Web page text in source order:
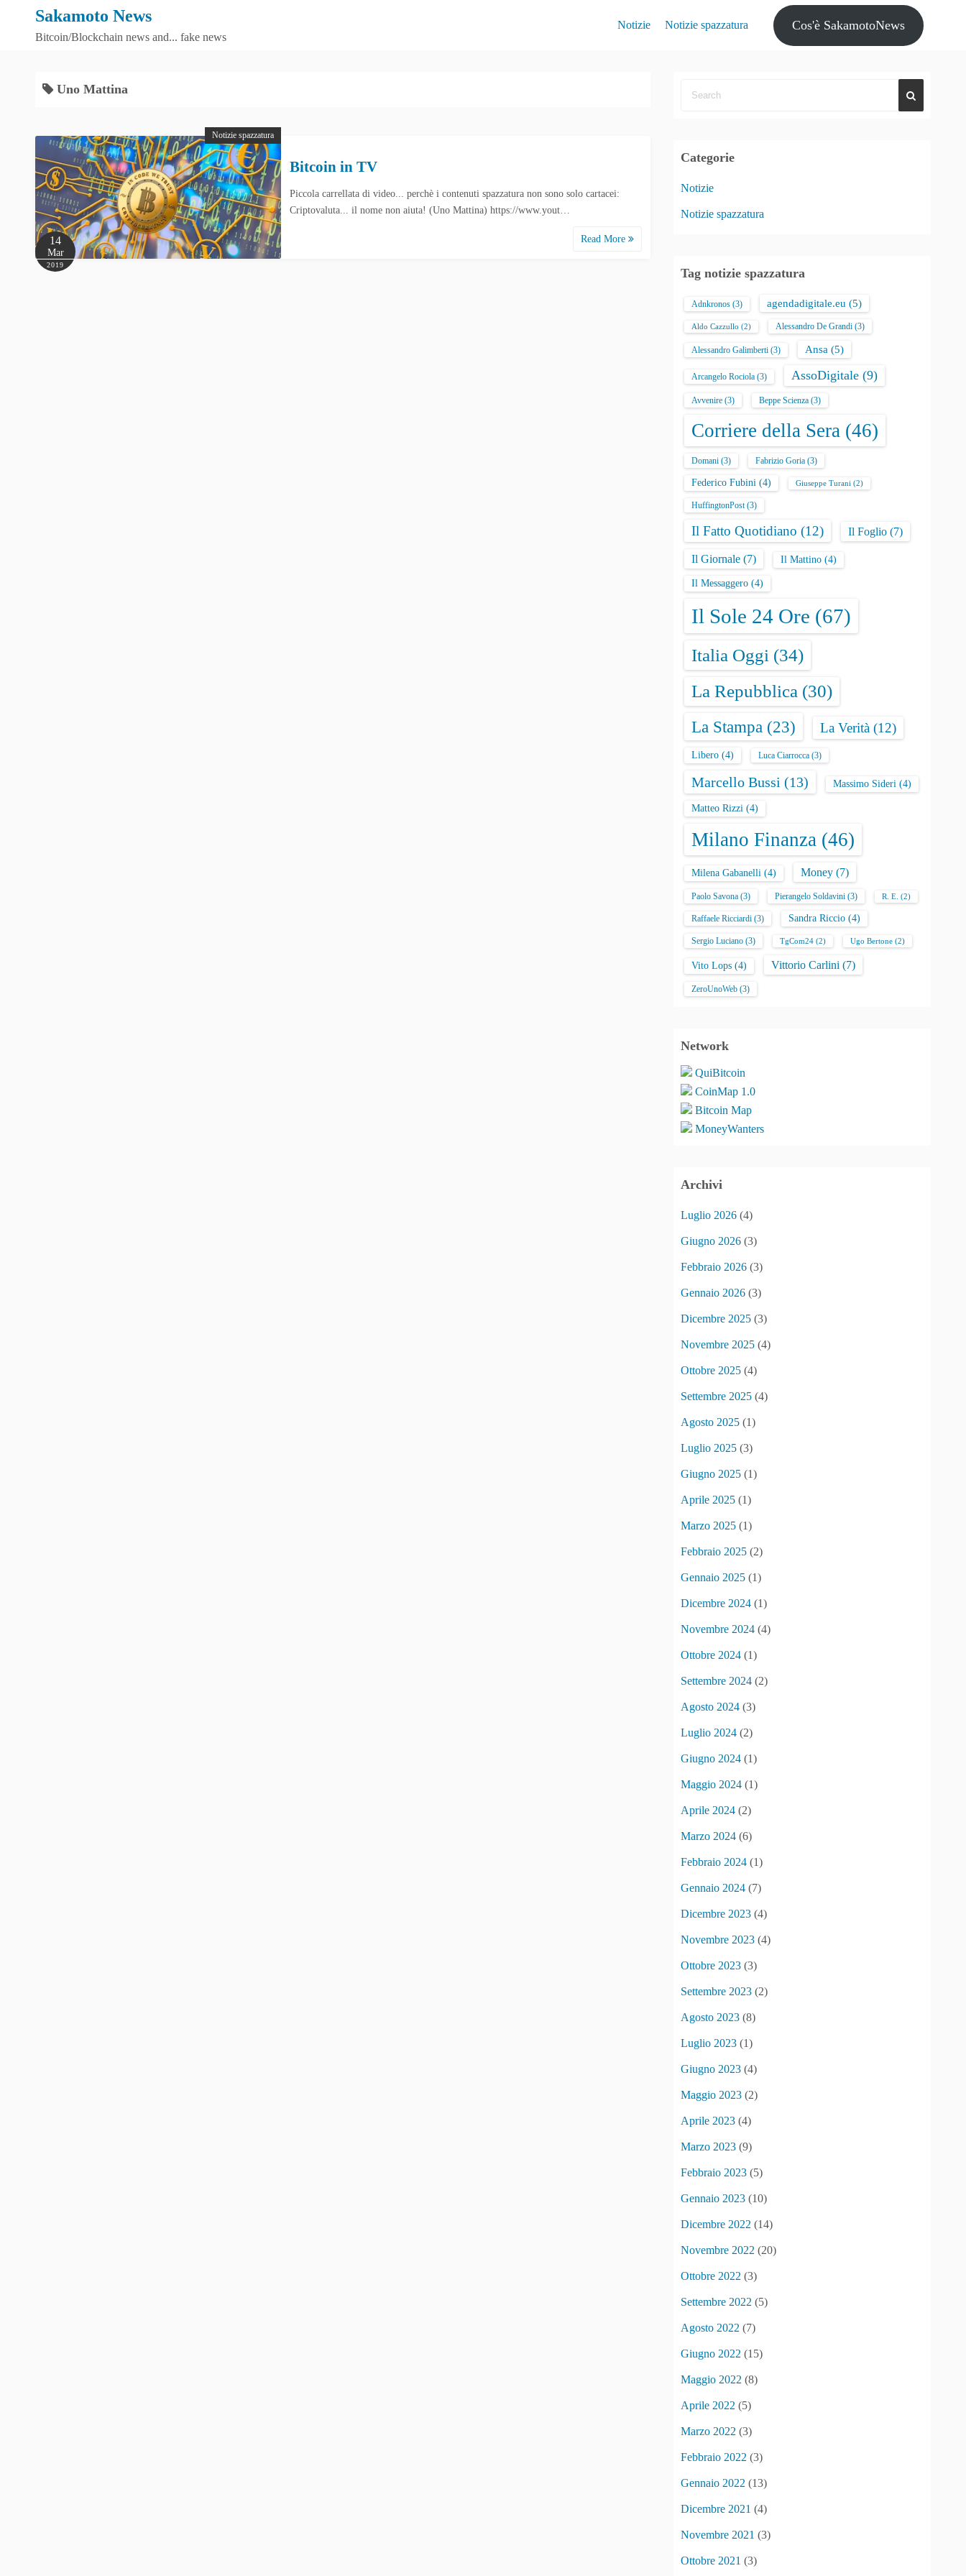
Sakamoto News
Bitcoin/Blockchain news and... fake news
Notizie Notizie spazzatura Cos'è SakamotoNews
Uno Mattina
Notizie spazzatura
14
Mar
2019
Bitcoin in TV
Piccola carrellata di video... perchè i contenuti spazzatura non sono solo cartacei:
Criptovaluta... il nome non aiuta! (Uno Mattina) https://www.yout…
Read More
Categorie
Notizie
Notizie spazzatura
Tag notizie spazzatura
Adnkronos (3) agendadigitale.eu (5)
Aldo Cazzullo (2) Alessandro De Grandi (3)
Alessandro Galimberti (3) Ansa (5)
Arcangelo Rociola (3) AssoDigitale (9)
Avvenire (3) Beppe Scienza (3)
Corriere della Sera (46)
Domani (3) Fabrizio Goria (3)
Federico Fubini (4) Giuseppe Turani (2)
HuffingtonPost(3)
Il Fatto Quotidiano (12) Il Foglio (7)
Il Giornale (7) Il Mattino (4)
Il Messaggero (4)
Il Sole 24 Ore (67)
Italia Oggi (34)
La Repubblica (30)
La Stampa (23) La Verità (12)
Libero (4) Luca Ciarrocca (3)
Marcello Bussi (13) Massimo Sideri (4)
Matteo Rizzi (4)
Milano Finanza (46)
Milena Gabanelli (4) Money (7)
Paolo Savona (3) Pierangelo Soldavini (3) R. E. (2)
Raffaele Ricciardi (3) Sandra Riccio (4)
Sergio Luciano (3) TgCom24 (2) Ugo Bertone (2)
Vito Lops (4) Vittorio Carlini (7)
ZeroUnoWeb (3)
Network
QuiBitcoin
CoinMap 1.0
Bitcoin Map
MoneyWanters
Archivi
Luglio 2026 (4)
Giugno 2026 (3)
Febbraio 2026 (3)
Gennaio 2026 (3)
Dicembre 2025 (3)
Novembre 2025 (4)
Ottobre 2025 (4)
Settembre 2025 (4)
Agosto 2025 (1)
Luglio 2025 (3)
Giugno 2025 (1)
Aprile 2025 (1)
Marzo 2025 (1)
Febbraio 2025 (2)
Gennaio 2025 (1)
Dicembre 2024 (1)
Novembre 2024 (4)
Ottobre 2024 (1)
Settembre 2024 (2)
Agosto 2024 (3)
Luglio 2024 (2)
Giugno 2024 (1)
Maggio 2024 (1)
Aprile 2024 (2)
Marzo 2024 (6)
Febbraio 2024 (1)
Gennaio 2024 (7)
Dicembre 2023 (4)
Novembre 2023 (4)
Ottobre 2023 (3)
Settembre 2023 (2)
Agosto 2023 (8)
Luglio 2023 (1)
Giugno 2023 (4)
Maggio 2023 (2)
Aprile 2023 (4)
Marzo 2023 (9)
Febbraio 2023 (5)
Gennaio 2023 (10)
Dicembre 2022 (14)
Novembre 2022 (20)
Ottobre 2022 (3)
Settembre 2022 (5)
Agosto 2022 (7)
Giugno 2022 (15)
Maggio 2022 (8)
Aprile 2022 (5)
Marzo 2022 (3)
Febbraio 2022 (3)
Gennaio 2022 (13)
Dicembre 2021 (4)
Novembre 2021 (3)
Ottobre 2021 (3)